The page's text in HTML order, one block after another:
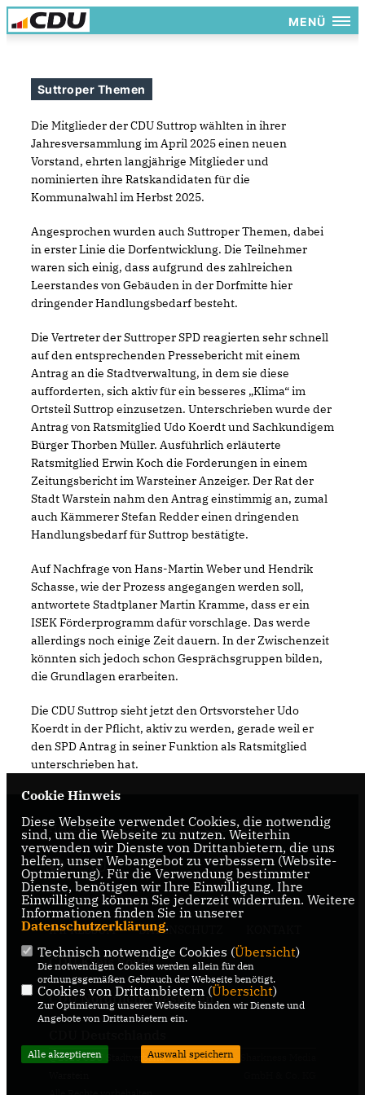
MENÜ
Suttroper Themen
Die Mitglieder der CDU Suttrop wählten in ihrer
Jahresversammlung im April 2025 einen neuen
Vorstand, ehrten langjährige Mitglieder und
nominierten ihre Ratskandidaten für die
Kommunalwahl im Herbst 2025.
Angesprochen wurden auch Suttroper Themen, dabei
in erster Linie die Dorfentwicklung. Die Teilnehmer
waren sich einig, dass aufgrund des zahlreichen
Leerstandes von Gebäuden in der Dorfmitte hier
dringender Handlungsbedarf besteht.
Die Vertreter der Suttroper SPD reagierten sehr schnell
auf den entsprechenden Pressebericht mit einem
Antrag an die Stadtverwaltung, in dem sie diese
aufforderten, sich aktiv für ein besseres „Klima“ im
Ortsteil Suttrop einzusetzen. Unterschrieben wurde der
Antrag von Ratsmitglied Udo Koerdt und Sachkundigem
Bürger Thorben Müller. Ausführlich erläuterte
Ratsmitglied Erwin Koch die Forderungen in einem
Zeitungsbericht im Warsteiner Anzeiger. Der Rat der
Stadt Warstein nahm den Antrag einstimmig an, zumal
auch Kämmerer Stefan Redder einen dringenden
Handlungsbedarf für Suttrop bestätigte.
Auf Nachfrage von Hans-Martin Weber und Hendrik
Schasse, wie der Prozess angegangen werden soll,
antwortete Stadtplaner Martin Kramme, dass er ein
ISEK Förderprogramm dafür vorschlage. Das werde
allerdings noch einige Zeit dauern. In der Zwischenzeit
könnten sich jedoch schon Gesprächsgruppen bilden,
die Grundlagen erarbeiten.
Die CDU Suttrop sieht jetzt den Ortsvorsteher Udo
Koerdt in der Pflicht, aktiv zu werden, gerade weil er
den SPD Antrag in seiner Funktion als Ratsmitglied
unterschrieben hat.
Herzlich Willkommen bei der CDU Warstein
IMPRESSUM DATENSCHUTZ
CDU Kreis Soest
CDU Nordrhein-Westfalen
@2026 CDU Stadtverband
Realisation: Sharkness Media
Cookie Hinweis
Diese Webseite verwendet Cookies, die notwendig
sind, um die Webseite zu nutzen. Weiterhin
verwenden wir Dienste von Drittanbietern, die uns
helfen, unser Webangebot zu verbessern (Website-
Optmierung). Für die Verwendung bestimmter
Dienste, benötigen wir Ihre Einwilligung. Ihre
Einwilligung können Sie jederzeit widerrufen. Weitere
Informationen finden Sie in unserer
Datenschutzerklärung.
Technisch notwendige Cookies (Übersicht)
Die notwendigen Cookies werden allein für den
ordnungsgemäßen Gebrauch der Webseite benötigt.
Cookies von Drittanbietern (Übersicht)
Zur Optimierung unserer Webseite binden wir Dienste und
Angebote von Drittanbietern ein.
Alle akzeptieren Auswahl speichern